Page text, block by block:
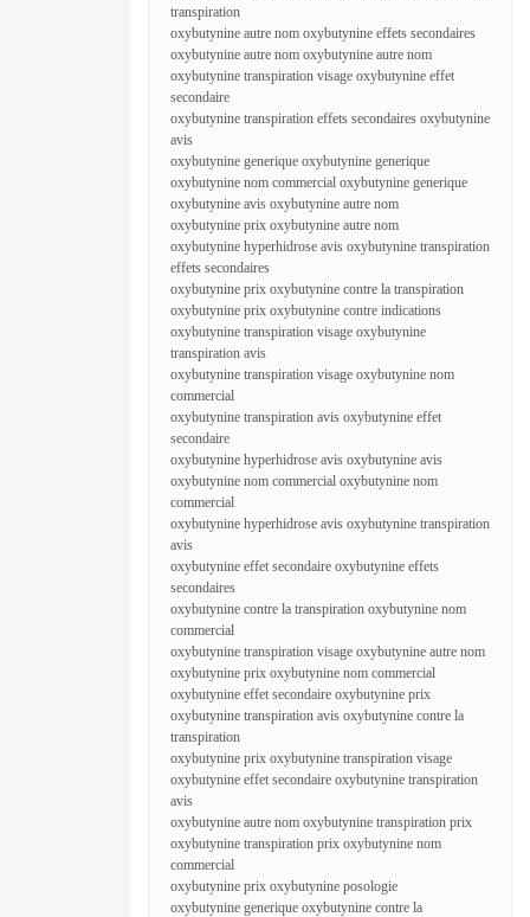
transpiration
oxybutynine autre nom oxybutynine effets secondaires
oxybutynine autre nom oxybutynine autre nom
oxybutynine transpiration visage oxybutynine effet
secondaire
oxybutynine transpiration effets secondaires oxybutynine
avis
oxybutynine generique oxybutynine generique
oxybutynine nom commercial oxybutynine generique
oxybutynine avis oxybutynine autre nom
oxybutynine prix oxybutynine autre nom
oxybutynine hyperhidrose avis oxybutynine transpiration
effets secondaires
oxybutynine prix oxybutynine contre la transpiration
oxybutynine prix oxybutynine contre indications
oxybutynine transpiration visage oxybutynine
transpiration avis
oxybutynine transpiration visage oxybutynine nom
commercial
oxybutynine transpiration avis oxybutynine effet
secondaire
oxybutynine hyperhidrose avis oxybutynine avis
oxybutynine nom commercial oxybutynine nom
commercial
oxybutynine hyperhidrose avis oxybutynine transpiration
avis
oxybutynine effet secondaire oxybutynine effets
secondaires
oxybutynine contre la transpiration oxybutynine nom
commercial
oxybutynine transpiration visage oxybutynine autre nom
oxybutynine prix oxybutynine nom commercial
oxybutynine effet secondaire oxybutynine prix
oxybutynine transpiration avis oxybutynine contre la
transpiration
oxybutynine prix oxybutynine transpiration visage
oxybutynine effet secondaire oxybutynine transpiration
avis
oxybutynine autre nom oxybutynine transpiration prix
oxybutynine transpiration prix oxybutynine nom
commercial
oxybutynine prix oxybutynine posologie
oxybutynine generique oxybutynine contre la